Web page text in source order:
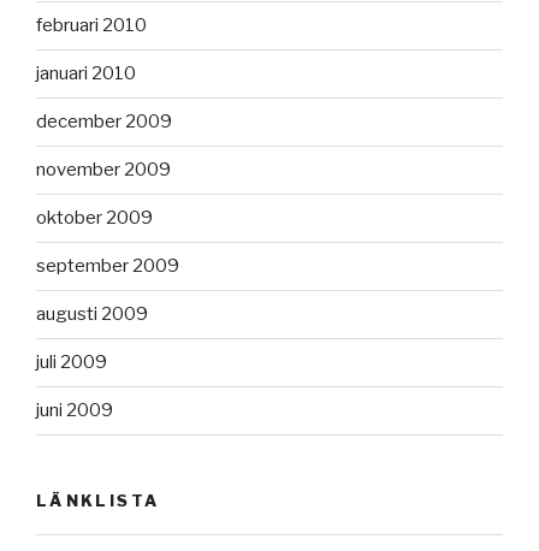
februari 2010
januari 2010
december 2009
november 2009
oktober 2009
september 2009
augusti 2009
juli 2009
juni 2009
LÄNKLISTA